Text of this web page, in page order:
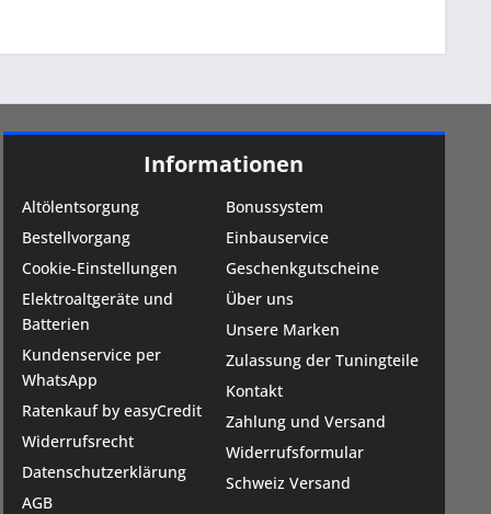
Informationen
Altölentsorgung
Bestellvorgang
Cookie-Einstellungen
Elektroaltgeräte und
Batterien
Kundenservice per
WhatsApp
Ratenkauf by easyCredit
Widerrufsrecht
Datenschutzerklärung
AGB
Bonussystem
Einbauservice
Geschenkgutscheine
Über uns
Unsere Marken
Zulassung der Tuningteile
Kontakt
Zahlung und Versand
Widerrufsformular
Schweiz Versand